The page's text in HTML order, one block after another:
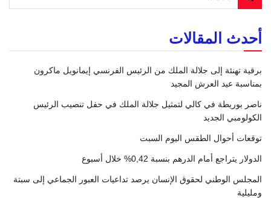
أحدث المقالات
برقية تهنئة إلى جلالة الملك من الرئيس الفرنسي إيمانويل ماكرون
بمناسبة عيد العرش المجيد
ناصر بوريطة في كالي لتمثيل جلالة الملك في حفل تنصيب الرئيس
الكولومبي الجديد
توقعات أحوال الطقس اليوم السبت
الدولار يتراجع أمام الدرهم بنسبة 0,42% خلال أسبوع
المجلس الوطني لحقوق الإنسان يرصد تداعيات العبور الجماعي إلى سبتة
ومليلية